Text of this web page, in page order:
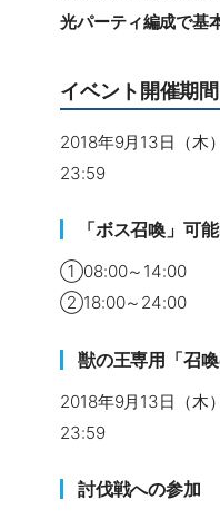
光パーティ編成で基
イベント開催期間
2018年9月13日（木
23:59
「ボス召喚」可
①08:00～14:00
②18:00～24:00
獣の王専用「召
2018年9月13日（木
23:59
討伐戦への参加